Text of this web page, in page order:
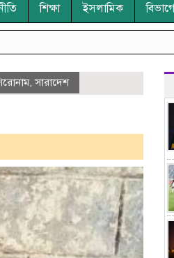
শিক্ষা ইসলামিক
,সারাদেশ